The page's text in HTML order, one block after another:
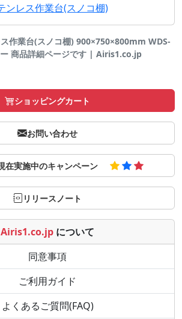
ンレス作業台(スノコ棚)
作業台(スノコ棚) 900×750×800mm WDS-
商品詳細ページです | Airis1.co.jp
ショッピングカート
お問い合わせ
在実施中のキャンペーン
リリースノート
Airis1.co.jp について
同意事項
ご利用ガイド
よくあるご質問(FAQ)